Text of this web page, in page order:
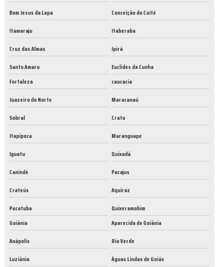
Bom Jesus da Lapa
Conceição do Coité
Itamaraju
Itaberaba
Cruz das Almas
Ipirá
Santo Amaro
Euclides da Cunha
Fortaleza
caucacia
Juazeiro do Norte
Maracanaú
Sobral
Crato
Itapipoca
Maranguape
Iguatu
Quixadá
Canindé
Pacajus
Crateús
Aquiraz
Pacatuba
Quixeramobim
Goiânia
Aparecida de Goiânia
Anápolis
Rio Verde
Luziânia
Águas Lindas de Goiás